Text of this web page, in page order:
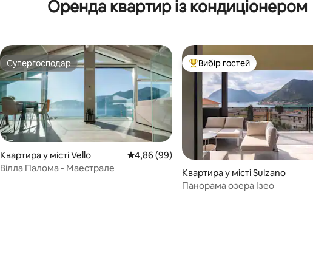
Оренда квартир із кондиціонером
Супергосподар
Супергосподар
Квартира у місті Vello Середня оцінка: 4,86 з 5, відгуки: 99
4,86 (99)
Вілла Палома - Маестрале
Топ вибір гостей
Вибір гостей
Квартира у місті Sulzano
Панорама озера Ізео